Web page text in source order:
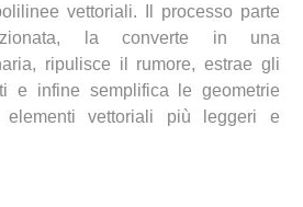
vettoriali. Il processo parte
la converte in una
ripulisce il rumore, estrae gli
e infine semplifica le geometrie
elementi vettoriali più leggeri e